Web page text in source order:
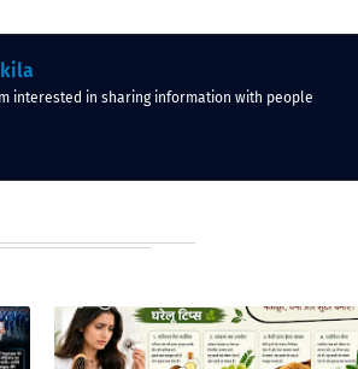
interested in sharing information with people